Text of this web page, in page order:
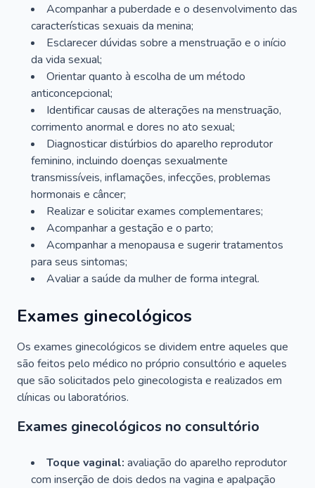
Acompanhar a puberdade e o desenvolvimento das
características sexuais da menina;
Esclarecer dúvidas sobre a menstruação e o início
da vida sexual;
Orientar quanto à escolha de um método
anticoncepcional;
Identificar causas de alterações na menstruação,
corrimento anormal e dores no ato sexual;
Diagnosticar distúrbios do aparelho reprodutor
feminino, incluindo doenças sexualmente
transmissíveis, inflamações, infecções, problemas
hormonais e câncer;
Realizar e solicitar exames complementares;
Acompanhar a gestação e o parto;
Acompanhar a menopausa e sugerir tratamentos
para seus sintomas;
Avaliar a saúde da mulher de forma integral.
Exames ginecológicos
Os exames ginecológicos se dividem entre aqueles que
são feitos pelo médico no próprio consultório e aqueles
que são solicitados pelo ginecologista e realizados em
clínicas ou laboratórios.
Exames ginecológicos no consultório
Toque vaginal: avaliação do aparelho reprodutor
com inserção de dois dedos na vagina e apalpação